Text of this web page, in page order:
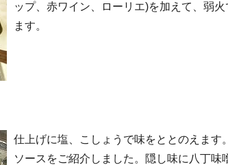
ップ、赤ワイン、ローリエ)を加えて、弱
ます。
仕上げに塩、こしょうで味をととのえます
ソースをご紹介しました。隠し味に八丁味